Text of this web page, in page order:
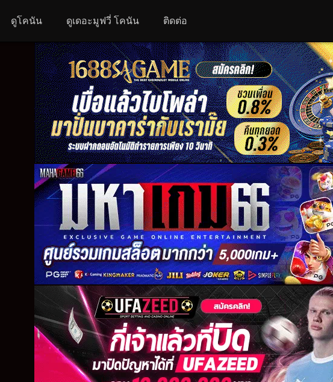
ดูโคนัน ดูเดอะมูฟวี่ โคนัน ติดต่อ